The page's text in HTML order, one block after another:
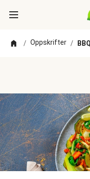
/ Oppskrifter /